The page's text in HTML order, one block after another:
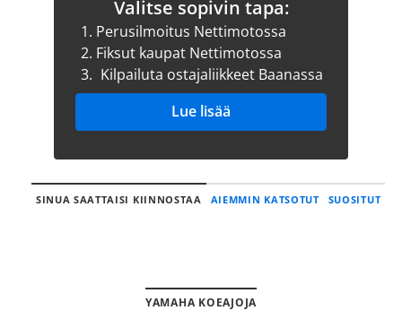
Valitse sopivin tapa:
1. Perusilmoitus Nettimotossa
2. Fiksut kaupat Nettimotossa
3. Kilpailuta ostajaliikkeet Baanassa
Lue lisää
SINUA SAATTAISI KIINNOSTAA AIEMMIN KATSOTUT SUOSITUT
YAMAHA KOEAJOJA